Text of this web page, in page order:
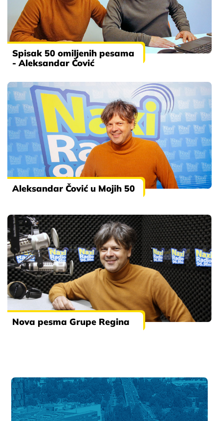
Spisak 50 omiljenih pesama
- Aleksandar Čović
Aleksandar Čović u Mojih 50
Nova pesma Grupe Regina